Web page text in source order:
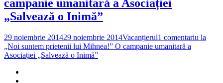
campanie umanitară a Asociației
„Salvează o Inimă”
29 noiembrie 201429 noiembrie 2014Vacanțierul1 comentariu la
„Noi suntem prietenii lui Mihnea!” O campanie umanitară a
Asociației „Salvează o Inimă”